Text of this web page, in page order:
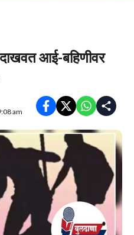
दाखवत आई-बहिणीवर
am